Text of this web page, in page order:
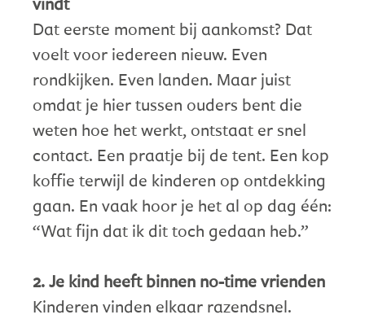
Dat eerste moment bij aankomst? Dat
voelt voor iedereen nieuw. Even
rondkijken. Even landen. Maar juist
omdat je hier tussen ouders bent die
weten hoe het werkt, ontstaat er snel
contact. Een praatje bij de tent. Een kop
koffie terwijl de kinderen op ontdekking
gaan. En vaak hoor je het al op dag één:
“Wat fijn dat ik dit toch gedaan heb.”
2. Je kind heeft binnen no-time vrienden
Kinderen vinden elkaar razendsnel.